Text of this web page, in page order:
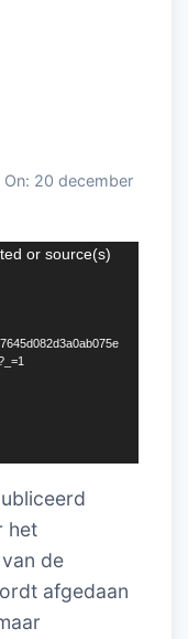
20 december
or source(s)
het
de
afgedaan